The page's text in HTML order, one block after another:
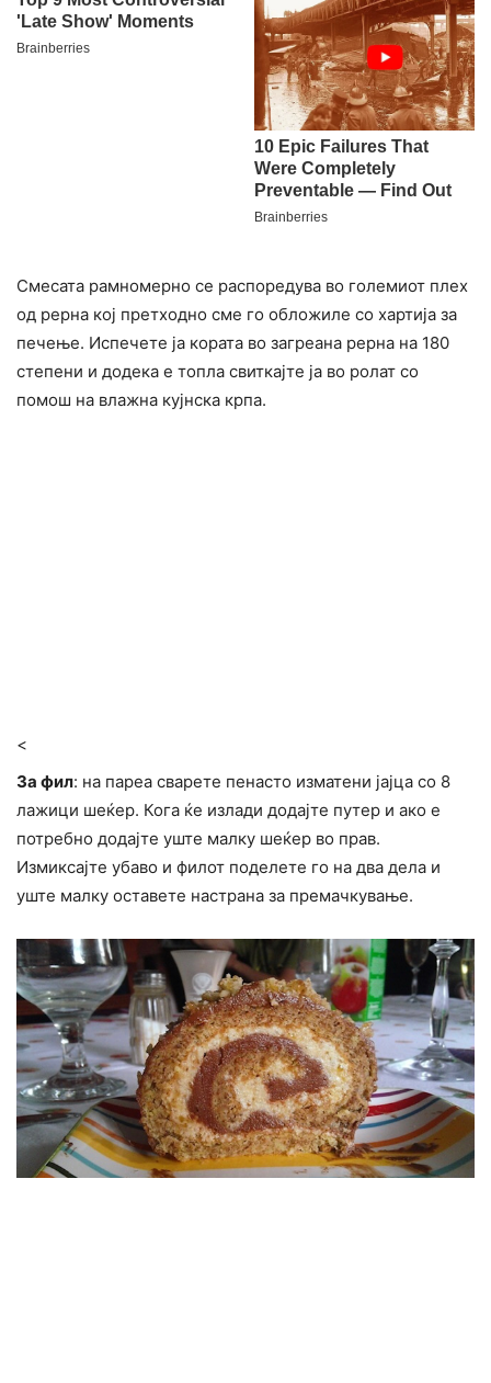
Смесата рамномерно се распоредува во големиот плех
од рерна кој претходно сме го обложиле со хартија за
печење. Испечете ја кората во загреана рерна на 180
степени и додека е топла свиткајте ја во ролат со
помош на влажна кујнска крпа.
<
За фил: на пареа сварете пенасто изматени јајца со 8
лажици шеќер. Кога ќе излади додајте путер и ако е
потребно додајте уште малку шеќер во прав.
Измиксајте убаво и филот поделете го на два дела и
уште малку оставете настрана за премачкување.